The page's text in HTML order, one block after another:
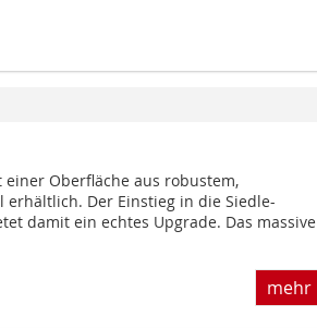
einer Oberfläche aus robustem,
erhältlich. Der Einstieg in die Siedle-
damit ein echtes Upgrade. Das massive
mehr